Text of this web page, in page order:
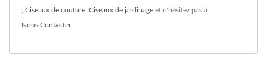
Ciseaux de couture Ciseaux de jardinage et n'hésitez pas à
Nous Contacter.